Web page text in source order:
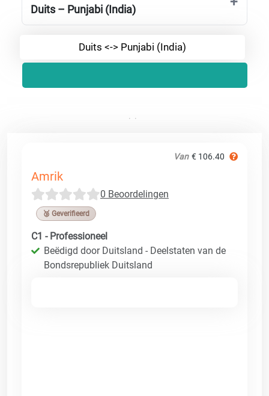
Duits – Punjabi (India)
Duits <-> Punjabi (India)
Van € 106.40
Amrik
0 Beoordelingen
🥉 Geverifieerd
C1 - Professioneel
Beëdigd door Duitsland - Deelstaten van de
Bondsrepubliek Duitsland